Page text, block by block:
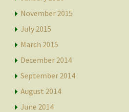
November 2015
July 2015
March 2015
December 2014
September 2014
August 2014
June 2014